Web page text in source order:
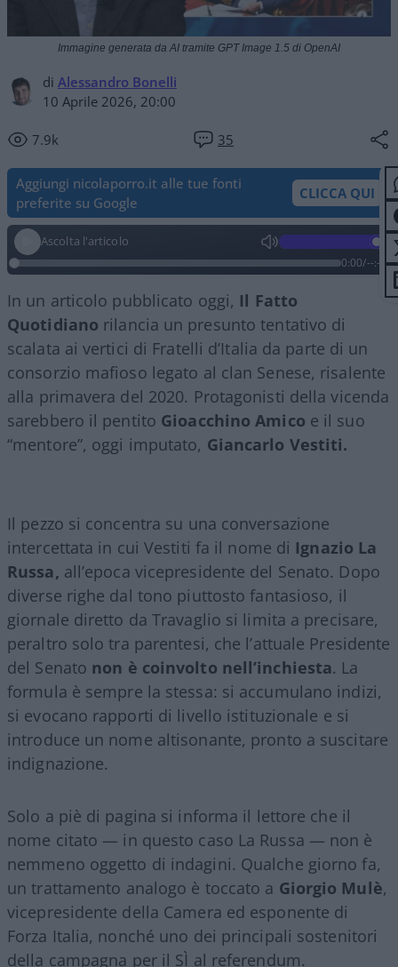
di Alessandro Bonelli
10 Aprile 2026, 20:00
7.9k 35
Immagine generata da AI tramite GPT Image 1.5 di OpenAI
Aggiungi nicolaporro.it alle tue fonti
preferite su Google
CLICCA QUI
Ascolta l'articolo
0:00/--:--
In un articolo pubblicato oggi, Il Fatto
Quotidiano rilancia un presunto tentativo di
scalata ai vertici di Fratelli d’Italia da parte di un
consorzio mafioso legato al clan Senese, risalente
alla primavera del 2020. Protagonisti della vicenda
sarebbero il pentito Gioacchino Amico e il suo
“mentore”, oggi imputato, Giancarlo Vestiti.
Il pezzo si concentra su una conversazione
intercettata in cui Vestiti fa il nome di Ignazio La
Russa, all’epoca vicepresidente del Senato. Dopo
diverse righe dal tono piuttosto fantasioso, il
giornale diretto da Travaglio si limita a precisare,
peraltro solo tra parentesi, che l’attuale Presidente
del Senato non è coinvolto nell’inchiesta. La
formula è sempre la stessa: si accumulano indizi,
si evocano rapporti di livello istituzionale e si
introduce un nome altisonante, pronto a suscitare
indignazione.
Solo a piè di pagina si informa il lettore che il
nome citato — in questo caso La Russa — non è
nemmeno oggetto di indagini. Qualche giorno fa,
un trattamento analogo è toccato a Giorgio Mulè,
vicepresidente della Camera ed esponente di
Forza Italia, nonché uno dei principali sostenitori
della campagna per il SÌ al referendum.